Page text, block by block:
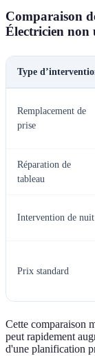
Comparaison
Électricien non
Type
Remplacement de
prise
Réparation de
tableau
Intervention de nuit
Prix standard
Cette comparaison
peut rapidement
d'une planification